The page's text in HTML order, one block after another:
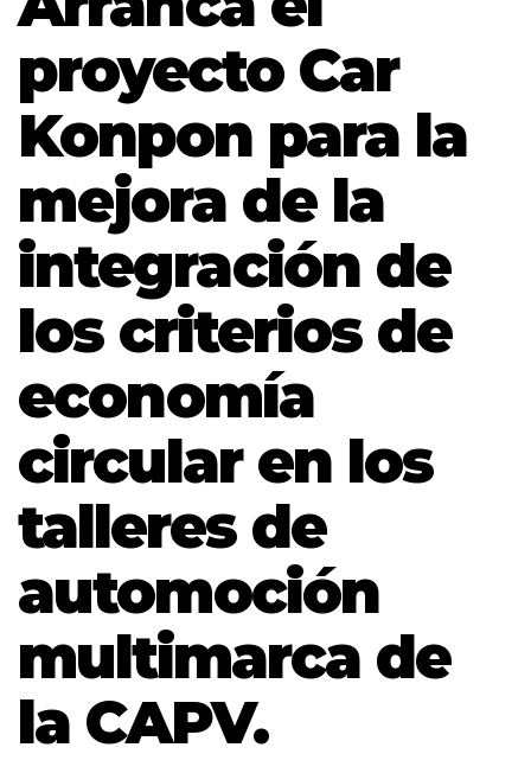
proyecto Car
Konpon para la
mejora de la
integración de
los criterios de
economía
circular en los
talleres de
automoción
multimarca de
la CAPV.